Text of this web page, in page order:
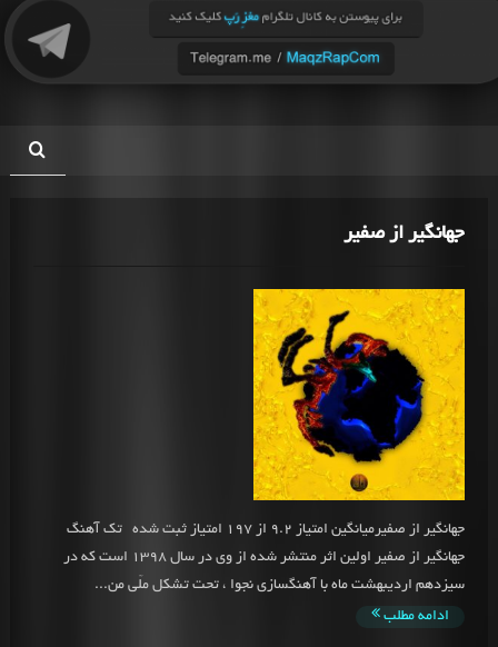
جهانگیر از صفیر
جهانگیر از صفیرمیانگین امتیاز 9.2 از 197 امتیاز ثبت شده تک آهنگ
جهانگیر از صفیر اولین اثر منتشر شده از وی در سال 1398 است که در
سیزدهم اردیبهشت ماه با آهنگسازی نجوا ، تحت تشکل ملّی من...
ادامه مطلب